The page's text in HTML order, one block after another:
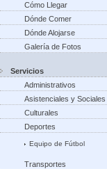
Cómo Llegar
Dónde Comer
Dónde Alojarse
Galería de Fotos
Servicios
Administrativos
Asistenciales y Sociales
Culturales
Deportes
Equipo de Fútbol
Transportes